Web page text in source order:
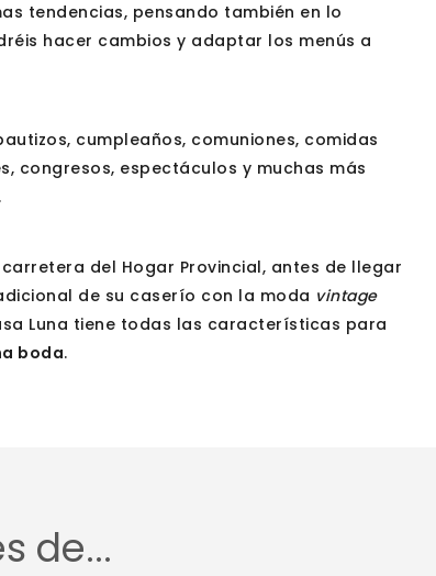
tendencias, pensando también en lo
hacer cambios y adaptar los menús a
cumpleaños, comuniones, comidas
congresos, espectáculos y muchas más
del Hogar Provincial, antes de llegar
de su caserío con la moda vintage
Luna tiene todas las características para
boda.
de...